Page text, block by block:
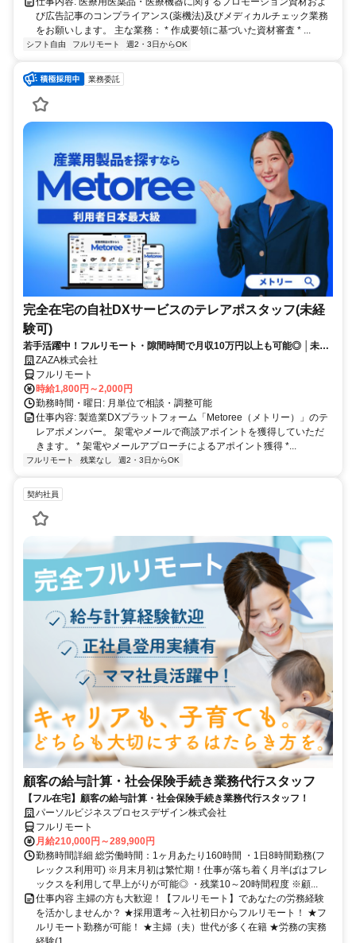
び広告記事のコンプライアンス(薬機法)及びメディカルチェック業務
をお願いします。 主な業務： * 作成要領に基づいた資材審査 * ...
シフト自由 フルリモート 週2・3日からOK
業務委託
完全在宅の自社DXサービスのテレアポスタッフ(未経
験可)
若手活躍中！フルリモート・隙間時間で月収10万円以上も可能◎ │未経
験からインサイドセールスに挑戦
ZAZA株式会社
フルリモート
時給1,800円～2,000円
勤務時間・曜日: 月単位で相談・調整可能
仕事内容: 製造業DXプラットフォーム「Metoree（メトリー）」のテ
レアポメンバー。 架電やメールで商談アポイントを獲得していただ
きます。 * 架電やメールアプローチによるアポイント獲得 *...
フルリモート 残業なし 週2・3日からOK
契約社員
顧客の給与計算・社会保険手続き業務代行スタッフ
【フル在宅】顧客の給与計算・社会保険手続き業務代行スタッフ！
パーソルビジネスプロセスデザイン株式会社
フルリモート
月給210,000円～289,900円
勤務時間詳細 総労働時間：1ヶ月あたり160時間 ・1日8時間勤務(フ
レックス利用可) ※月末月初は繁忙期！仕事が落ち着く月半ばはフレ
ックスを利用して早上がりが可能◎ ・残業10～20時間程度 ※顧...
仕事内容 主婦の方も大歓迎！【フルリモート】であなたの労務経験
を活かしませんか？ ★採用選考～入社初日からフルリモート！ ★フ
ルリモート勤務が可能！ ★主婦（夫）世代が多く在籍 ★労務の実務